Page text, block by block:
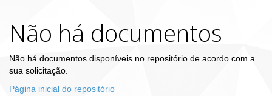
Não há documentos
Não há documentos disponíveis no repositório de acordo com a
sua solicitação.
Página inicial do repositório